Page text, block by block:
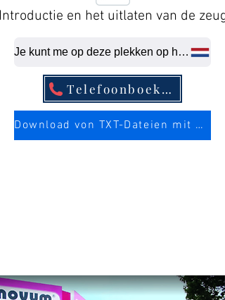
en het uitlaten van de zeug
Je kunt me op deze plekken op het laatste moment neuken.
Telefoonboekvermelding
Download von TXT-Dateien mit mehr Infos über die Sau